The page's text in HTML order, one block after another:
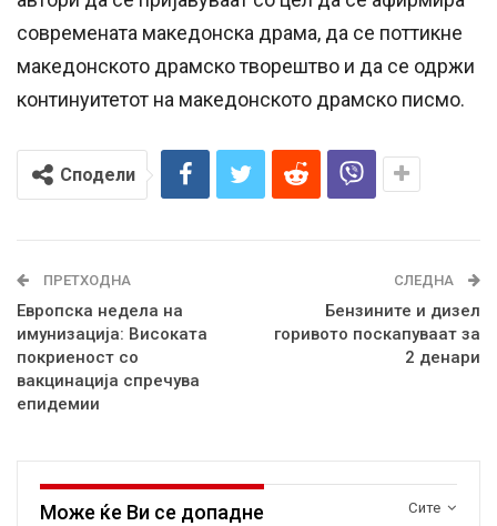
современата македонска драма, да се поттикне
македонското драмско творештво и да се одржи
континуитетот на македонското драмско писмо.
Сподели
ПРЕТХОДНА
Европска недела на
имунизација: Високата
покриеност со
вакцинација спречува
епидемии
СЛЕДНА
Бензините и дизел
горивото поскапуваат за
2 денари
Сите
Може ќе Ви се допадне